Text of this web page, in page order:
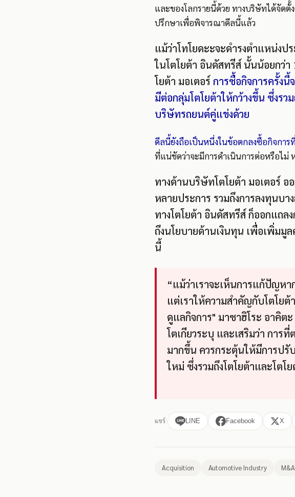
และของโลกรายนี้ด้วย ทางบริษัทได้จัด
ปรึกษาเพื่อพิจารณาดีลนี้แล้ว
แม้ว่าโทโยดะะจะดำรงตำแหน่งป
ในโตโยต้า อินดัสทรีส์ นั้นน้อยกว่
โยต้า มอเตอร์ การซื้อกิจการครั้ง
มีต่อกลุ่มโตโยต้าให้กว้างขึ้น ซึ่งร
บริษัทรถยนต์คู่แข่งด้วย
ดีลนี้ยังถือเป็นหนึ่งในข้อตกลงซื้อกิจการ
ที่แน่ชัดว่าจะมีการดำเนินการต่อหรือไ
ทางด้านบริษัทโตโยต้า มอเตอร์ อ
หลายประการ รวมถึงการลงทุนบ
ทางโตโยต้า อินดัสทรีส์ ก็ออกแถล
ถึงนโยบายด้านเงินทุน เพื่อเพิ่มมู
นี้
“แม้ว่าเราจะเห็นการแก้ปัญห
แต่เราให้ความสำคัญกับโตโย
ดูแลกิจการ" มาซาฮิโระ อาคิ
โตเกียวระบุ และเสริมว่า กา
มากขึ้น ควรกระตุ้นให้มีการป
ใหม่ ซึ่งรวมถึงโตโยต้าและโตโ
แชร์ LINE Facebook X
Acquisition Automotive Industry M&A